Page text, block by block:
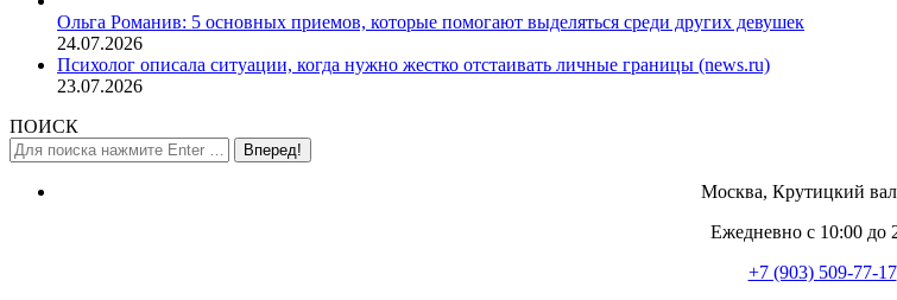
Ольга Романив: 5 основных приемов, которые помогают выделяться среди других девушек
24.07.2026
Психолог описала ситуации, когда нужно жестко отстаивать личные границы (news.ru)
23.07.2026
ПОИСК
Поиск:
Москва, Крутицкий
Ежедневно с 10:00 до
+7 (903) 509-77-17